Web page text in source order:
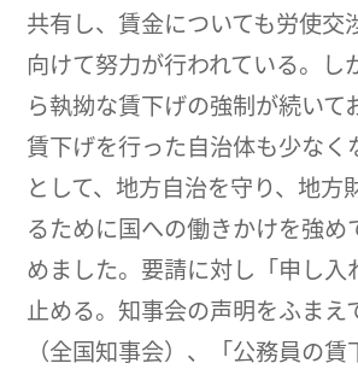
共有し、賃金についても労使交
向けて努力が行われている。し
ら執拗な賃下げの強制が続いて
賃下げを行った自治体も少なく
として、地方自治を守り、地方
るために国への働きかけを強め
めました。要請に対し「申し入
止める。知事会の声明をふまえ
（全国知事会）、「公務員の